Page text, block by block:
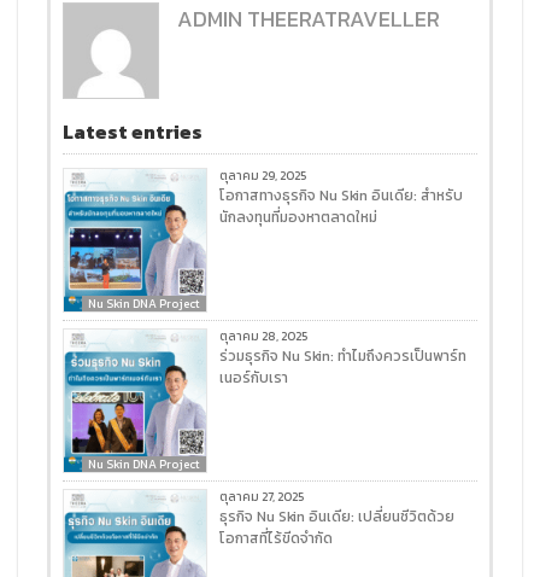
ADMIN THEERATRAVELLER
Latest entries
Nu Skin DNA Project
ตุลาคม 29, 2025
โอกาสทางธุรกิจ Nu Skin อินเดีย: สำหรับ
นักลงทุนที่มองหาตลาดใหม่
Nu Skin DNA Project
ตุลาคม 28, 2025
ร่วมธุรกิจ Nu Skin: ทำไมถึงควรเป็นพาร์ท
เนอร์กับเรา
ตุลาคม 27, 2025
ธุรกิจ Nu Skin อินเดีย: เปลี่ยนชีวิตด้วย
โอกาสที่ไร้ขีดจำกัด